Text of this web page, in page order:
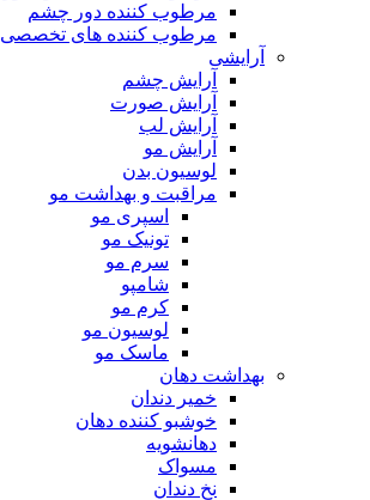
مرطوب کننده دور چشم
مرطوب کننده های تخصصی
آرایشی
آرایش چشم
آرایش صورت
آرایش لب
آرایش مو
لوسیون بدن
مراقبت و بهداشت مو
اسپری مو
تونیک مو
سرم مو
شامپو
کرم مو
لوسیون مو
ماسک مو
بهداشت دهان
خمیر دندان
خوشبو کننده دهان
دهانشویه
مسواک
نخ دندان